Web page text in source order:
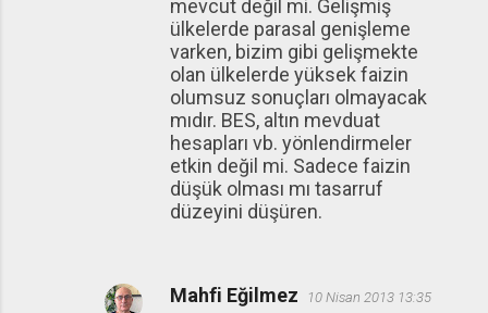
mevcut değil mi. Gelişmiş
ülkelerde parasal genişleme
varken, bizim gibi gelişmekte
olan ülkelerde yüksek faizin
olumsuz sonuçları olmayacak
mıdır. BES, altın mevduat
hesapları vb. yönlendirmeler
etkin değil mi. Sadece faizin
düşük olması mı tasarruf
düzeyini düşüren.
Mahfi Eğilmez 10 Nisan 2013 13:35